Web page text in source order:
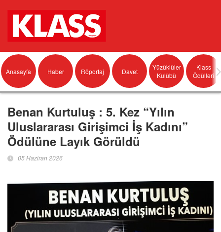
Anasayfa Haber Röportaj Davet
Yüzüklüler
Kulübü
Klass
Ödülleri
Benan Kurtuluş : 5. Kez “Yılın
Uluslararası Girişimci İş Kadını”
Ödülüne Layık Görüldü
05 Haziran 2026